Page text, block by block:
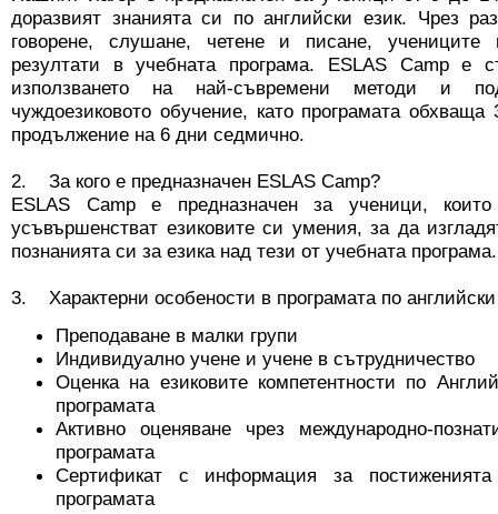
доразвият знанията си по aнглийски език. Чрез
говорене, слушане, четене и писане, учениците
резултати в учебната програма. ESLAS Camp е
използването на най-съвремени методи и
чуждоезиковото обучение, като програмата
продължение на 6 дни седмично.
2. За кого е предназначен ESLAS Camp?
ESLAS Camp е предназначен за ученици,
усъвършенстват езиковите си умения, за да
познанията си за езика над тези от учебната програма.
3. Характерни особености в програмата по
Преподаване в малки групи
Индивидуално учене и учене в сътрудничество
Оценка на езиковите компетентности по
програмата
Активно оценяване чрез международно-
програмата
Сертификат с информация за
програмата